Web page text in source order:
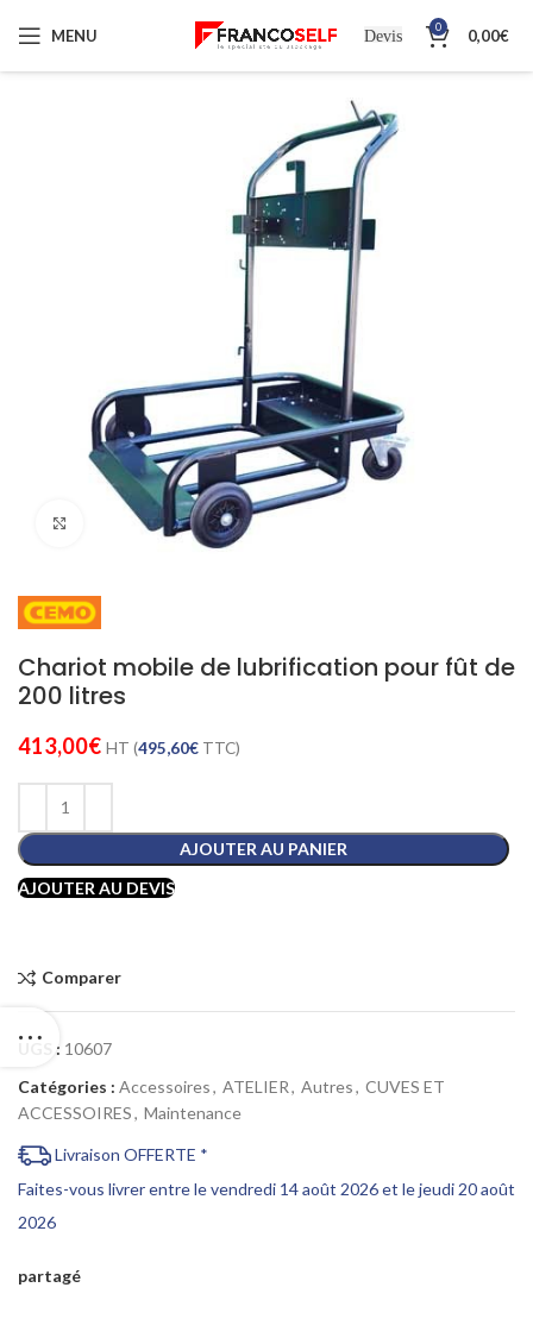
MENU Devis 0 0,00€
Cliquez pour agrandir
Chariot mobile de lubrification pour fût de
200 litres
413,00€ HT (495,60€ TTC)
AJOUTER AU PANIER
AJOUTER AU DEVIS
Comparer
UGS : 10607
Catégories : Accessoires, ATELIER, Autres, CUVES ET
ACCESSOIRES, Maintenance
Livraison OFFERTE *
Faites-vous livrer entre le vendredi 14 août 2026 et le jeudi 20 août
2026
partagé